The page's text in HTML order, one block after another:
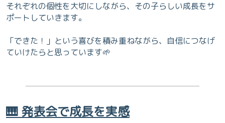
それぞれの個性を大切にしながら、その子らしい成長をサ
ポートしていきます。
「できた！」という喜びを積み重ねながら、自信につなげ
ていけたらと思っています🌱
🎹 発表会で成長を実感